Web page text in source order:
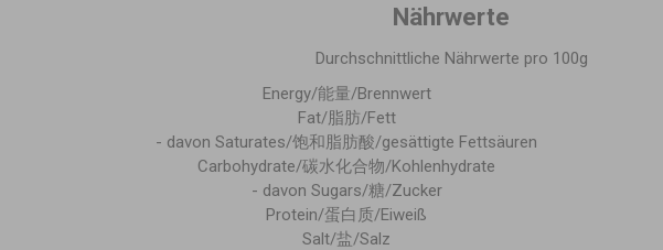
Nährwerte
Durchschnittliche Nährwerte pro 100g
Energy/能量/Brennwert
Fat/脂肪/Fett
- davon Saturates/饱和脂肪酸/gesättigte Fettsäuren
Carbohydrate/碳水化合物/Kohlenhydrate
- davon Sugars/糖/Zucker
Protein/蛋白质/Eiweiß
Salt/盐/Salz